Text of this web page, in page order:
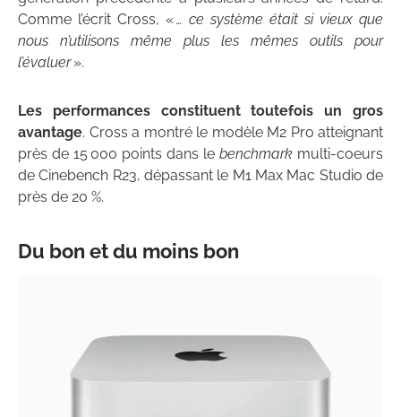
Comme l’écrit Cross, «… ce système était si vieux que
nous n’utilisons même plus les mêmes outils pour
l’évaluer».
Les performances constituent toutefois un gros
avantage. Cross a montré le modèle M2 Pro atteignant
près de 15 000 points dans le benchmark multi-coeurs
de Cinebench R23, dépassant le M1 Max Mac Studio de
près de 20 %.
Du bon et du moins bon